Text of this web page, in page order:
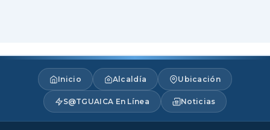
Inicio Alcaldía Ubicación
S@TGUAICA En Línea Noticias